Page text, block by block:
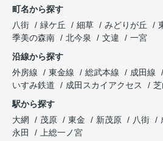
町名から探す
八街
緑ケ丘 細草 みどりが丘
季美の森南
北今泉 文違
一宮
沿線から探す
外房線
東金線 総武本線 成田線
いすみ鉄道
成田スカイアクセス
駅から探す
大網
茂原 東金 新茂原 八街
永田
上総一ノ宮